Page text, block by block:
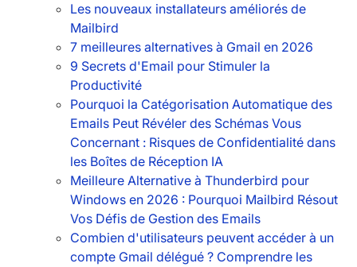
Les nouveaux installateurs améliorés de
Mailbird
7 meilleures alternatives à Gmail en 2026
9 Secrets d'Email pour Stimuler la
Productivité
Pourquoi la Catégorisation Automatique des
Emails Peut Révéler des Schémas Vous
Concernant : Risques de Confidentialité dans
les Boîtes de Réception IA
Meilleure Alternative à Thunderbird pour
Windows en 2026 : Pourquoi Mailbird Résout
Vos Défis de Gestion des Emails
Combien d'utilisateurs peuvent accéder à un
compte Gmail délégué ? Comprendre les